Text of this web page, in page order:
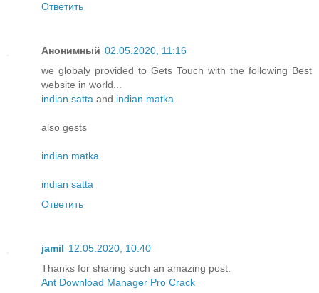
Ответить
Анонимный 02.05.2020, 11:16
we globaly provided to Gets Touch with the following Best
website in world...
indian satta and indian matka
also gests
indian matka
indian satta
Ответить
jamil 12.05.2020, 10:40
Thanks for sharing such an amazing post.
Ant Download Manager Pro Crack